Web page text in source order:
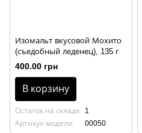
Изомальт вкусовой Мохито
(съедобный леденец), 135 г
400.00 грн
В корзину
Остаток на складе
1
Артикул модели
00050